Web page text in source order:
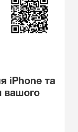
iPhone та
вашого